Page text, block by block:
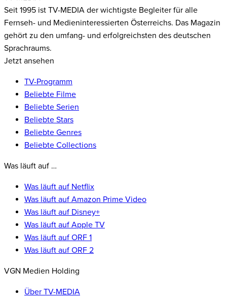
Seit 1995 ist TV-MEDIA der wichtigste Begleiter für alle
Fernseh- und Medieninteressierten Österreichs. Das Magazin
gehört zu den umfang- und erfolgreichsten des deutschen
Sprachraums.
Jetzt ansehen
TV-Programm
Beliebte Filme
Beliebte Serien
Beliebte Stars
Beliebte Genres
Beliebte Collections
Was läuft auf …
Was läuft auf Netflix
Was läuft auf Amazon Prime Video
Was läuft auf Disney+
Was läuft auf Apple TV
Was läuft auf ORF 1
Was läuft auf ORF 2
VGN Medien Holding
Über TV-MEDIA